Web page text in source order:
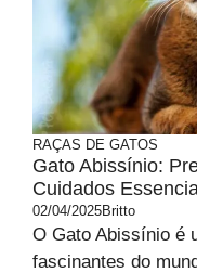
RAÇAS DE GATOS
Gato Abissínio:
Cuidados
02/04/2025Britto
O Gato Abissínio é
fascinantes do